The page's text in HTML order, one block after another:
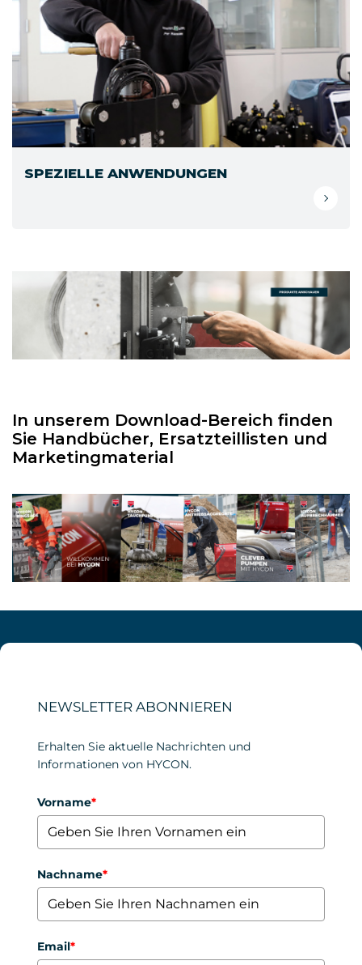
SPEZIELLE ANWENDUNGEN
In unserem Download-Bereich finden
Sie Handbücher, Ersatzteillisten und
Marketingmaterial
NEWSLETTER ABONNIEREN
Erhalten Sie aktuelle Nachrichten und
Informationen von HYCON.
Vorname*
Nachname*
Email*